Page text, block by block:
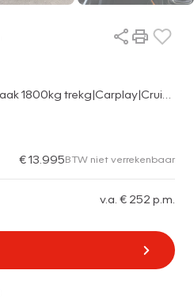
€ 13.995BTW niet verrekenbaar
v.a. € 252 p.m.